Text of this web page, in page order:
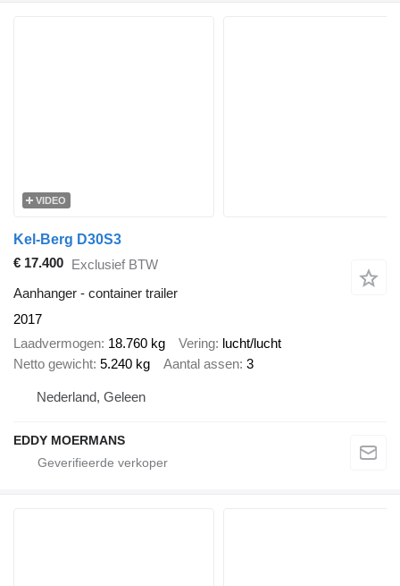
VIDEO
Kel-Berg D30S3
€ 17.400 Exclusief BTW
Aanhanger - container trailer
2017
Laadvermogen 18.760 kg Vering lucht/lucht
Netto gewicht 5.240 kg Aantal assen 3
Nederland, Geleen
EDDY MOERMANS